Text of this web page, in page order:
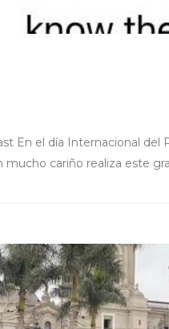
En el día Internacional
cariño realiza este